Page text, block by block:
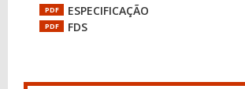
PDF ESPECIFICAÇÃO
PDF FDS